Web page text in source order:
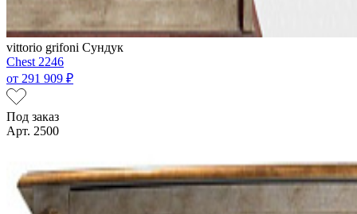
vittorio grifoni Сундук
Chest 2246
от 291 909 ₽
Под заказ
Арт. 2500